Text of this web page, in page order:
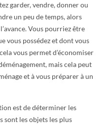
garder, vendre, donner ou
un peu de temps, alors
Vous pourriez être
vous possédez et dont vous
vous permet d’économiser
mais cela peut
et à vous préparer à un
est de déterminer les
sont les objets les plus